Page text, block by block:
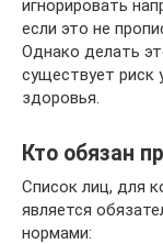
игнорировать
если это не
Однако делать
существует риск
здоровья.
Кто обязан
Список лиц, для
является
нормами: